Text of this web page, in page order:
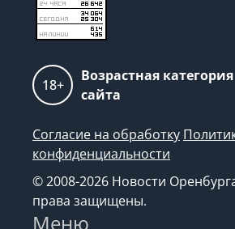
18+
Возрастная категория
сайта
Согласие на обработку
конфиденциальности
© 2008-2026 Новости
права защищены.
Меню